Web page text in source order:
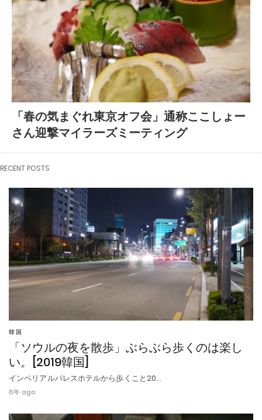
「春の気まぐれ東京オフ会」通称ここしょー
さん迎撃マイラーズミーティング
RECENT POSTS
韓国
「ソウルの夜を散歩」ぶらぶら歩くのは楽し
い。[2019韓国]
インペリアルパレスホテルから歩くこと20…
6年 ago